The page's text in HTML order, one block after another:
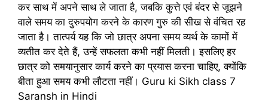
कर साथ में अपने साथ ले जाता है, जबकि कुत्ते एवं बंदर से जूझने
वाले समय का दुरुपयोग करने के कारण गुरु की सीख से वंचित रह
जाता है। तात्पर्य यह कि जो छात्र अपना समय व्यर्थ के कामों में
व्यतीत कर देते हैं, उन्हें सफलता कभी नहीं मिलती। इसलिए हर
छात्र को समयानुसार कार्य करने का प्रयास करना चाहिए, क्योंकि
बीता हुआ समय कभी लौटता नहीं। Guru ki Sikh class 7
Saransh in Hindi